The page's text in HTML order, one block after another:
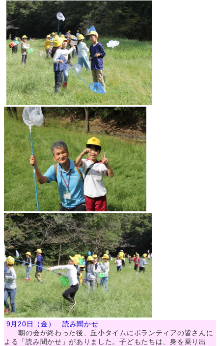
9月20日（金） 読み聞かせ
朝の会が終わった後、丘小タイムにボランティアの皆さんに
よる「読み聞かせ」がありました。子どもたちは、身を乗り出